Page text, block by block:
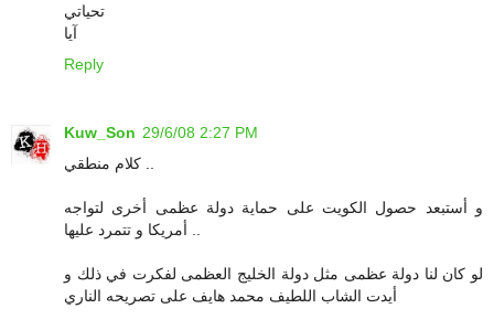
تحياتي
آيا
Reply
Kuw_Son 29/6/08 2:27 PM
و أستبعد حصول الكويت على حماية دولة عظمى أخرى لتواجه
لو كان لنا دولة عظمى مثل دولة الخليج العظمى لفكرت في ذلك و
أيدت الشاب اللطيف محمد هايف على تصريحه الناري